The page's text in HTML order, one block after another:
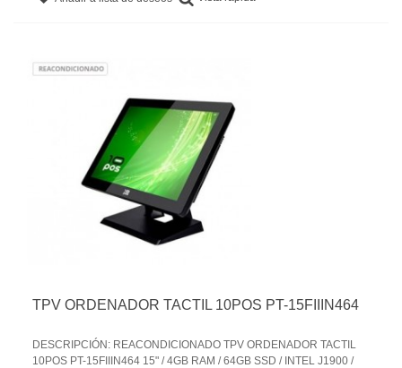
TPV ORDENADOR TACTIL 10POS PT-15FIIIN464
DESCRIPCIÓN: REACONDICIONADO TPV ORDENADOR TACTIL
10POS PT-15FIIIN464 15" / 4GB RAM / 64GB SSD / INTEL J1900 /